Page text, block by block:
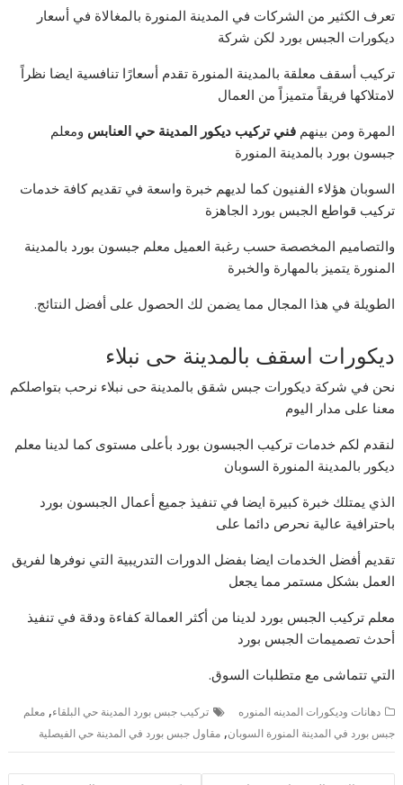
تعرف الكثير من الشركات في المدينة المنورة بالمغالاة في أسعار
ديكورات الجبس بورد لكن شركة
تركيب أسقف معلقة بالمدينة المنورة تقدم أسعارًا تنافسية ايضا نظراً
لامتلاكها فريقاً متميزاً من العمال
المهرة ومن بينهمفني تركيب ديكور المدينة حي العنابس ومعلم
جبسون بورد بالمدينة المنورة
السوبان هؤلاء الفنيون كما لديهم خبرة واسعة في تقديم كافة خدمات
تركيب قواطع الجبس بورد الجاهزة
والتصاميم المخصصة حسب رغبة العميل معلم جبسون بورد بالمدينة
المنورة يتميز بالمهارة والخبرة
الطويلة في هذا المجال مما يضمن لك الحصول على أفضل النتائج.
ديكورات اسقف بالمدينة حى نبلاء
نحن في شركة ديكورات جبس شقق بالمدينة حى نبلاء نرحب بتواصلكم
معنا على مدار اليوم
لنقدم لكم خدمات تركيب الجبسون بورد بأعلى مستوى كما لدينا معلم
ديكور بالمدينة المنورة السوبان
الذي يمتلك خبرة كبيرة ايضا في تنفيذ جميع أعمال الجبسون بورد
باحترافية عالية نحرص دائما على
تقديم أفضل الخدمات ايضا بفضل الدورات التدريبية التي نوفرها لفريق
العمل بشكل مستمر مما يجعل
معلم تركيب الجبس بورد لدينا من أكثر العمالة كفاءة ودقة في تنفيذ
أحدث تصميمات الجبس بورد
التي تتماشى مع متطلبات السوق.
دهانات وديكورات المدينه المنوره تركيب جبس بورد المدينة حي البلقاء,معلم
جبس بورد في المدينة المنورة السوبان,مقاول جبس بورد في المدينة حي الفيصلية